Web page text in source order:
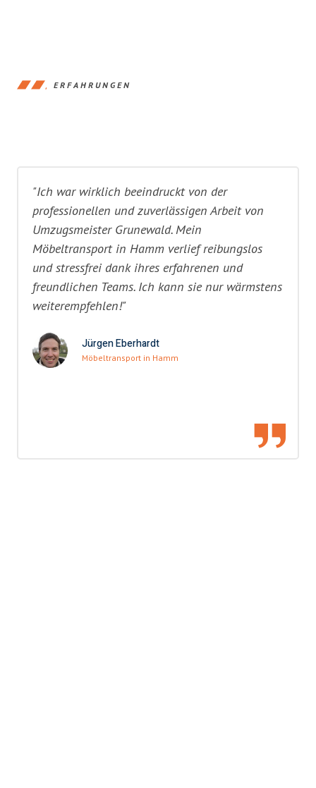
ERFAHRUNGEN
"Ich war wirklich beeindruckt von der
professionellen und zuverlässigen Arbeit von
Umzugsmeister Grunewald. Mein
Möbeltransport in Hamm verlief reibungslos
und stressfrei dank ihres erfahrenen und
freundlichen Teams. Ich kann sie nur wärmstens
weiterempfehlen!"
Jürgen Eberhardt
Möbeltransport in Hamm